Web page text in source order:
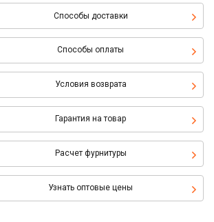
Способы доставки
Способы оплаты
Условия возврата
Гарантия на товар
Расчет фурнитуры
Узнать оптовые цены